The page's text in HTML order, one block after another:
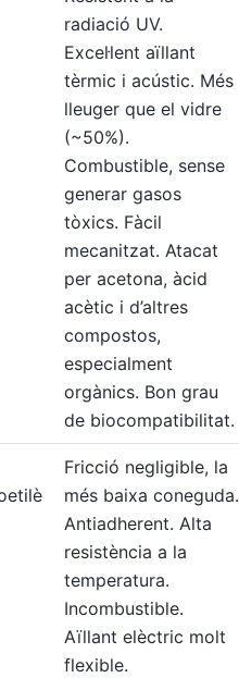
radiació UV.
Excel·lent aïllant
tèrmic i acústic. Més
lleuger que el vidre
(~50%).
Combustible, sense
generar gasos
tòxics. Fàcil
mecanitzat. Atacat
per acetona, àcid
acètic i d’altres
compostos,
especialment
orgànics. Bon grau
de biocompatibilitat.
Fricció negligible, la
més baixa coneguda.
Antiadherent. Alta
resistència a la
temperatura.
Incombustible.
Aïllant elèctric molt
flexible.